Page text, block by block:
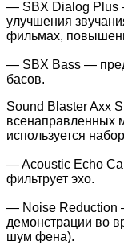
— SBX Dialog Plus
улучшения
фильмах,
— SBX Bass —
басов.
Sound Blaster Axx
всенаправленных
используется
— Acoustic Echo
фильтрует эхо.
— Noise Reduction
демонстрации во
шум фена).